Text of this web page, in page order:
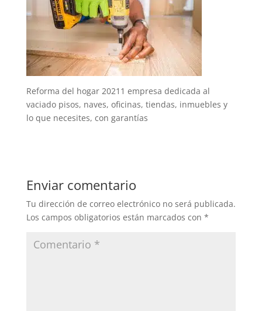
Reforma del hogar 20211 empresa dedicada al
vaciado pisos, naves, oficinas, tiendas, inmuebles y
lo que necesites, con garantías
Enviar comentario
Tu dirección de correo electrónico no será publicada.
Los campos obligatorios están marcados con *